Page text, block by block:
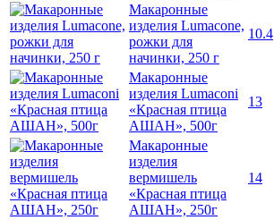
Макаронные
изделия Lumacone,
рожки для
начинки, 250 г
10.4
Макаронные
изделия Lumaconi
«Красная птица
АШАН», 500г
13
Макаронные
изделия
вермишель
«Красная птица
АШАН», 250г
14